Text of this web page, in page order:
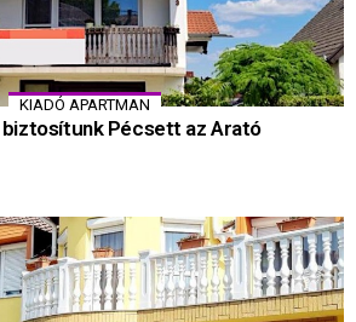
KIADÓ APARTMAN
biztosítunk Pécsett az Arató